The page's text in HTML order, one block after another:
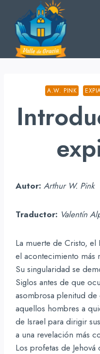
content
A.W. PINK
Autor: Arthur W. Pink
Traductor: Valentín
La muerte de Cristo,
el acontecimiento más
Su singularidad se
Siglos antes de que
asombrosa plenitud
aquellos hombres a
de Israel para dirigir
a una revelación más
Los profetas de